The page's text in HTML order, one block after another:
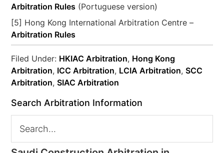
Arbitration Rules (Portuguese version)
[5] Hong Kong International Arbitration Centre –
Arbitration Rules
Filed Under: HKIAC Arbitration, Hong Kong
Arbitration, ICC Arbitration, LCIA Arbitration,SCC
Arbitration,SIAC Arbitration
Search Arbitration Information